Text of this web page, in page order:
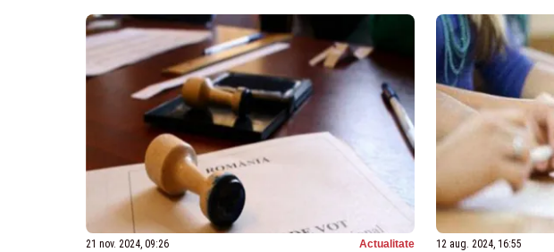
21 nov. 2024, 09:26 Actualitate 12 aug. 2024, 16:55